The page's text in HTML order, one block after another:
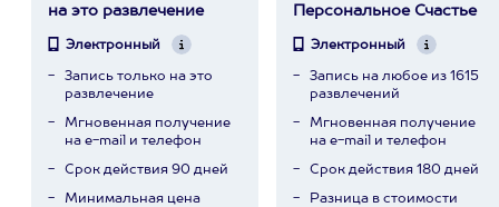
на это развлечение
Электронный
Запись только на это
развлечение
Мгновенная получение
на e-mail и телефон
Срок действия 90 дней
Минимальная цена
Персональное Счастье
Электронный
Запись на любое из 1615
развлечений
Мгновенная получение
на e-mail и телефон
Срок действия 180 дней
Разница в стоимости